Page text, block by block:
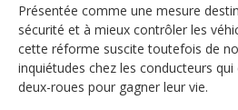
Présentée comme une mesure
sécurité et à mieux contrôler les
cette réforme suscite toutefois de
inquiétudes chez les conducteurs
deux-roues pour gagner leur vie.